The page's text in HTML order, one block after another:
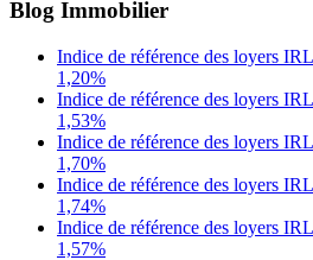
Blog Immobilier
Indice de référence des loyers
1,20%
Indice de référence des loyers
1,53%
Indice de référence des loyers
1,70%
Indice de référence des loyers
1,74%
Indice de référence des loyers
1,57%